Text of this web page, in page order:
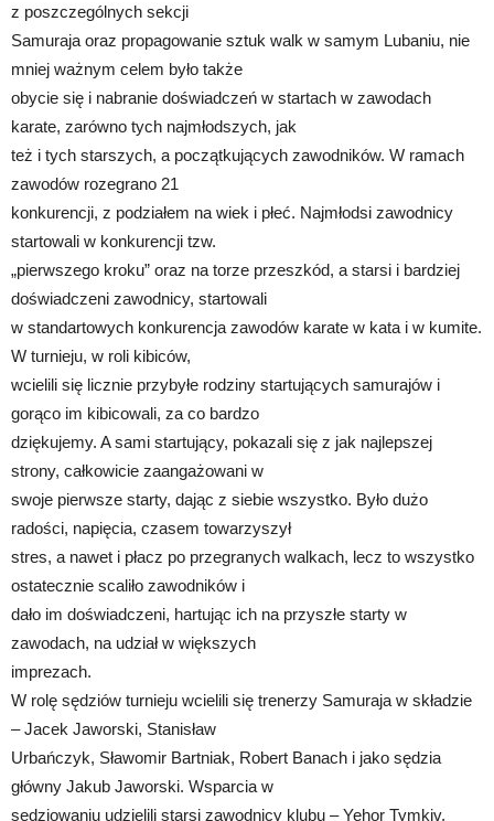
z poszczególnych sekcji
Samuraja oraz propagowanie sztuk walk w samym Lubaniu, nie
mniej ważnym celem było także
obycie się i nabranie doświadczeń w startach w zawodach
karate, zarówno tych najmłodszych, jak
też i tych starszych, a początkujących zawodników. W ramach
zawodów rozegrano 21
konkurencji, z podziałem na wiek i płeć. Najmłodsi zawodnicy
startowali w konkurencji tzw.
„pierwszego kroku” oraz na torze przeszkód, a starsi i bardziej
doświadczeni zawodnicy, startowali
w standartowych konkurencja zawodów karate w kata i w kumite.
W turnieju, w roli kibiców,
wcielili się licznie przybyłe rodziny startujących samurajów i
gorąco im kibicowali, za co bardzo
dziękujemy. A sami startujący, pokazali się z jak najlepszej
strony, całkowicie zaangażowani w
swoje pierwsze starty, dając z siebie wszystko. Było dużo
radości, napięcia, czasem towarzyszył
stres, a nawet i płacz po przegranych walkach, lecz to wszystko
ostatecznie scaliło zawodników i
dało im doświadczeni, hartując ich na przyszłe starty w
zawodach, na udział w większych
imprezach.
W rolę sędziów turnieju wcielili się trenerzy Samuraja w składzie
– Jacek Jaworski, Stanisław
Urbańczyk, Sławomir Bartniak, Robert Banach i jako sędzia
główny Jakub Jaworski. Wsparcia w
sędziowaniu udzielili starsi zawodnicy klubu – Yehor Tymkiv,